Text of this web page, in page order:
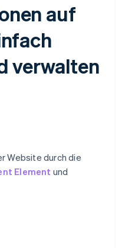
auf
verwalten
Website durch die
Element und